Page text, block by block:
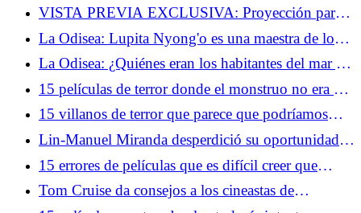
importante que la trama
VISTA PREVIA EXCLUSIVA: Proyección para
fans de la temporada 2 de Dark Matter y obsequio
especial en la Comic-Con de San Diego
La Odisea: Lupita Nyong'o es una maestra de los
roles duales
La Odisea: ¿Quiénes eran los habitantes del mar y
por qué dan tanto miedo?
15 películas de terror donde el monstruo no era el
mayor problema
15 villanos de terror que parece que podríamos
haber combatido nosotros mismos
Lin-Manuel Miranda desperdició su oportunidad
de unirse al MCU, pero está de acuerdo con eso
15 errores de películas que es difícil creer que
hayan llegado al montaje final
Tom Cruise da consejos a los cineastas de
YouTube y Gen-Z